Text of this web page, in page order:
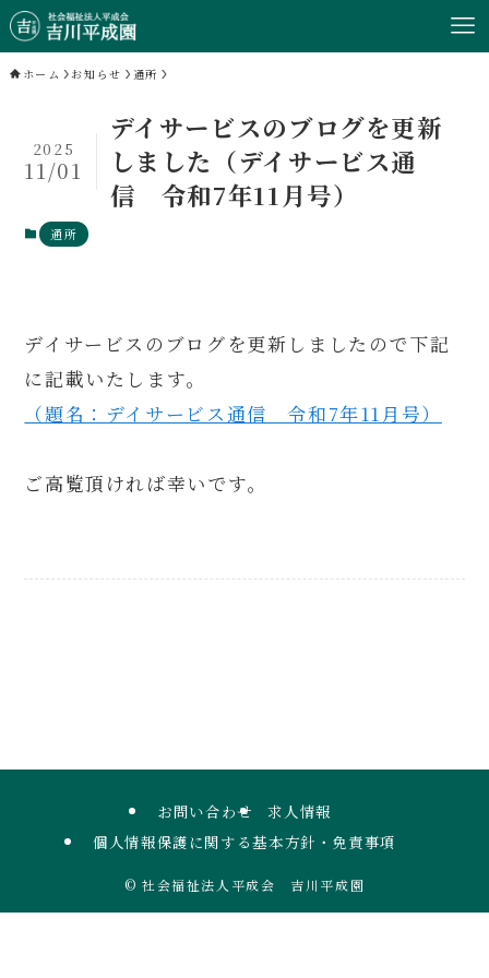
ホーム お知らせ 通所
デイサービスのブログを更新
しました（デイサービス通
信 令和7年11月号）
2025
11/01
通所
デイサービスのブログを更新しましたので下記
に記載いたします。
（題名：デイサービス通信 令和7年11月号）
ご高覧頂ければ幸いです。
お問い合わせ
求人情報
個人情報保護に関する基本方針・免責事項
© 社会福祉法人平成会 吉川平成園